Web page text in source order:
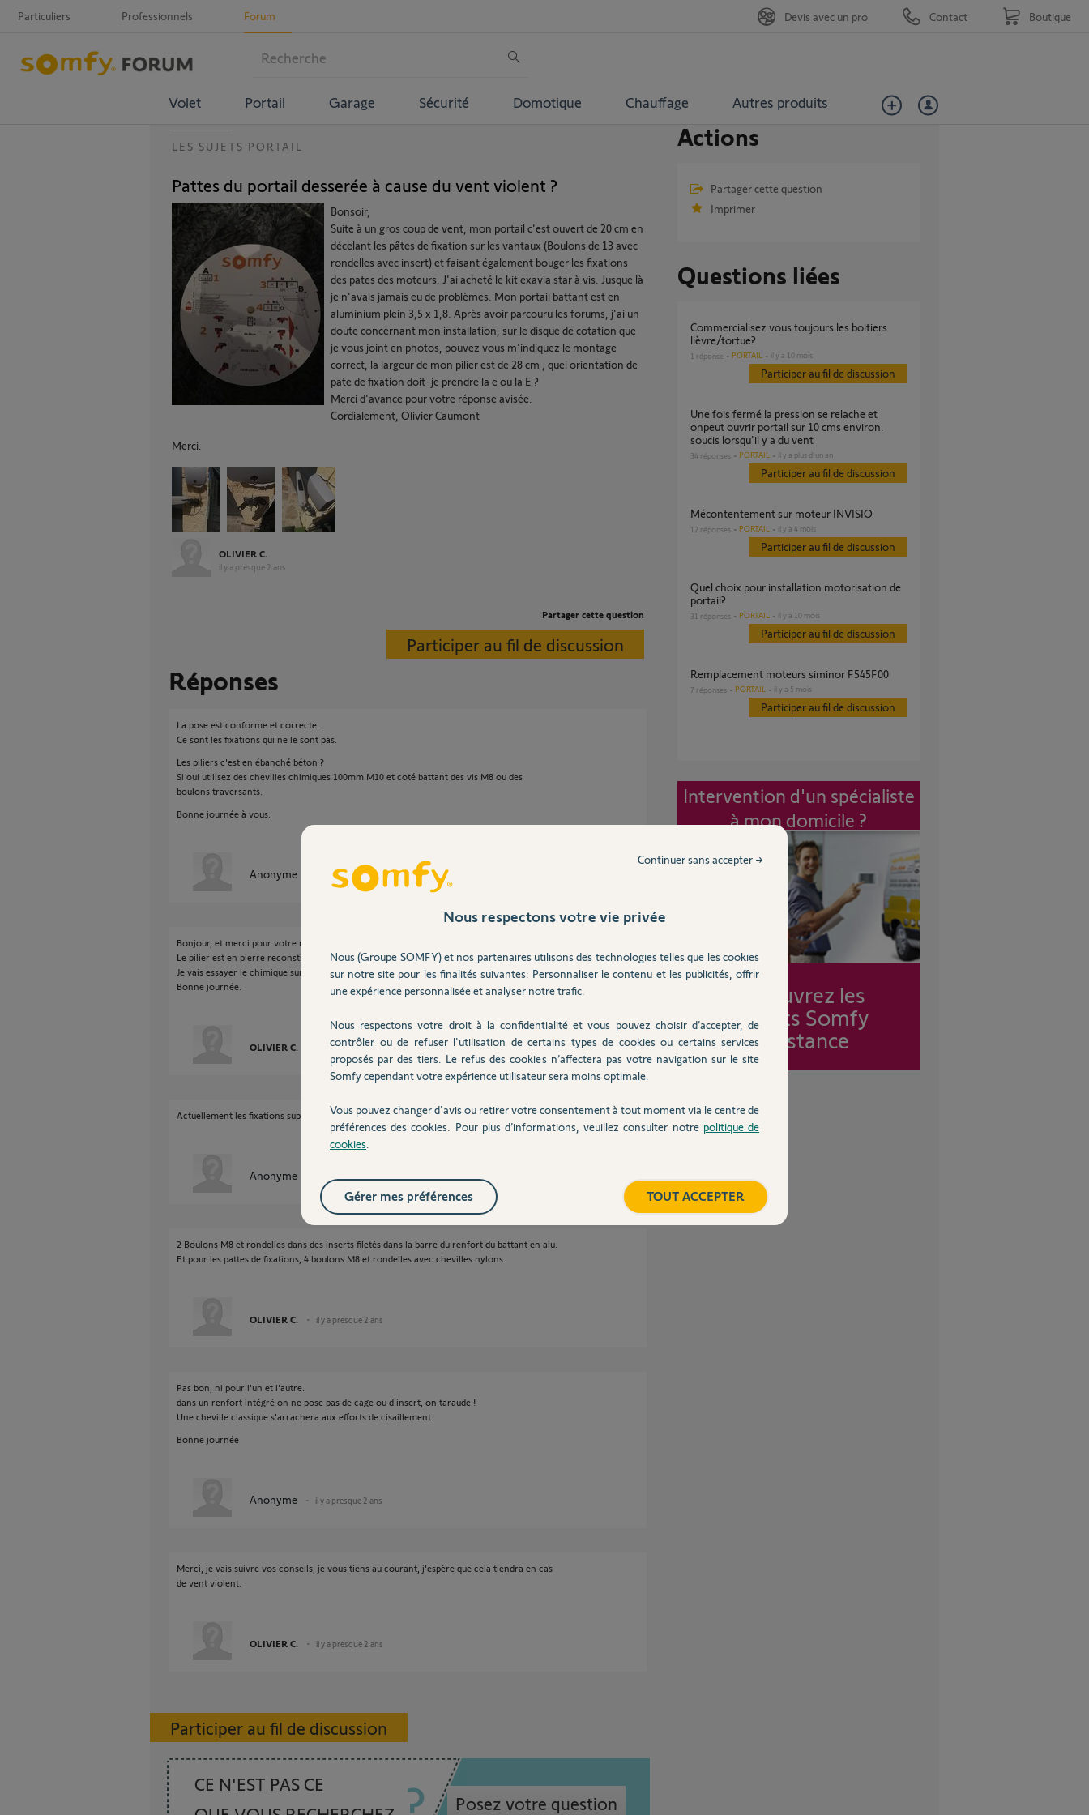
Particuliers Professionnels Forum
Volet Portail Garage Sécurité Domotique Chauffage Autres produits
Devis avec un pro Contact Boutique
LES SUJETS PORTAIL
Pattes du portail desserée à cause du vent violent ?
Bonsoir,
Suite à un gros coup de vent, mon portail c'est ouvert de 20 cm en
décelant les pâtes de fixation sur les vantaux (Boulons de 13 avec
rondelles avec insert) et faisant également bouger les fixations
des pates des moteurs. J'ai acheté le kit exavia star à vis. Jusque là
je n'avais jamais eu de problèmes. Mon portail battant est en
aluminium plein 3,5 x 1,8. Après avoir parcouru les forums, j'ai un
doute concernant mon installation, sur le disque de cotation que
je vous joint en photos, pouvez vous m'indiquez le montage
correct, la largeur de mon pilier est de 28 cm , quel orientation de
pate de fixation doit-je prendre la e ou la E ?
Merci d'avance pour votre réponse avisée.
Cordialement, Olivier Caumont
Merci.
OLIVIER C.
il y a presque 2 ans
Partager cette question
Participer au fil de discussion
Réponses
La pose est conforme et correcte.
Ce sont les fixations qui ne le sont pas.
Les piliers c'est en ébanché béton ?
Si oui utilisez des chevilles chimiques 100mm M10 et coté battant des vis M8 ou des
boulons traversants.
Bonne journée à vous.
Anonyme il y a presque 2 ans
Bonjour, et merci pour votre réponse rapide.
Le pilier est en pierre reconstitué avec du béton à l'intérieur.
Je vais essayer le chimique sur le pilier et le taraudage M8 pour le portail.
Bonne journée.
OLIVIER C. il y a presque 2 ans
Actuellement les fixations supports et pattes c'étaient quoi ?
Anonyme
2 Boulons M8 et rondelles dans des inserts filetés dans la barre du renfort du battant en alu.
Et pour les pattes de fixations, 4 boulons M8 et rondelles avec chevilles nylons.
OLIVIER C. il y a presque 2 ans
Pas bon, ni pour l'un et l'autre.
dans un renfort intégré on ne pose pas de cage ou d'insert, on taraude !
Une cheville classique s'arrachera aux efforts de cisaillement.
Bonne journée
Anonyme il y a presque 2 ans
Merci, je vais suivre vos conseils, je vous tiens au courant, j'espère que cela tiendra en cas
de vent violent.
OLIVIER C. il y a presque 2 ans
Participer au fil de discussion
CE N'EST PAS CE
Posez votre question
Actions
Partager cette question
Imprimer
Questions liées
commercialisez vous toujours les boitiers
lièvre/tortue?
1 réponse PORTAIL il y a 10 mois
Participer au fil de discussion
une fois fermé la pression se relache et
onpeut ouvrir portail sur 10 cms environ.
soucis lorsqu'il y a du vent
34 réponses PORTAIL il y a plus d'un an
Participer au fil de discussion
mécontentement sur moteur INVISIO
12 réponses PORTAIL il y a 4 mois
Participer au fil de discussion
Quel choix pour installation motorisation de
portail?
31 réponses PORTAIL il y a 10 mois
Participer au fil de discussion
remplacement moteurs siminor F545F00
7 réponses PORTAIL il y a 5 mois
Participer au fil de discussion
Intervention d'un spécialiste
à mon domicile ?
Découvrez les
forfaits Somfy
Assistance
Nous respectons votre vie privée
Nous (Groupe SOMFY) et nos partenaires utilisons des technologies telles que les cookies
sur notre site pour les finalités suivantes: Personnaliser le contenu et les publicités, offrir
une expérience personnalisée et analyser notre trafic.
Nous respectons votre droit à la confidentialité et vous pouvez choisir d’accepter, de
contrôler ou de refuser l'utilisation de certains types de cookies ou certains services
proposés par des tiers. Le refus des cookies n’affectera pas votre navigation sur le site
Somfy cependant votre expérience utilisateur sera moins optimale.
Vous pouvez changer d'avis ou retirer votre consentement à tout moment via le centre de
préférences des cookies. Pour plus d’informations, veuillez consulter notre politique de
cookies
Continuer sans accepter →
TOUT ACCEPTER
Gérer mes préférences